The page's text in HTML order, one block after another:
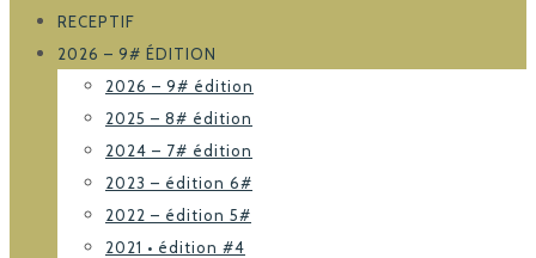
RECEPTIF
2026 – 9# ÉDITION
2026 – 9# édition
2025 – 8# édition
2024 – 7# édition
2023 – édition 6#
2022 – édition 5#
2021 • édition #4